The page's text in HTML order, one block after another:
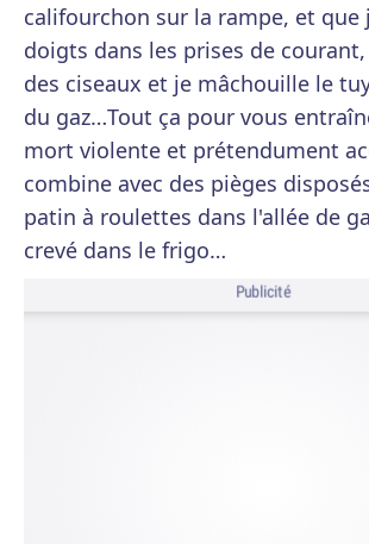
califourchon sur la rampe, et que
doigts dans les prises de
des ciseaux et je mâchouille le
du gaz…Tout ça pour vous
mort violente et prétendument
combine avec des pièges
patin à roulettes dans l'allée de
crevé dans le frigo…
Publicité